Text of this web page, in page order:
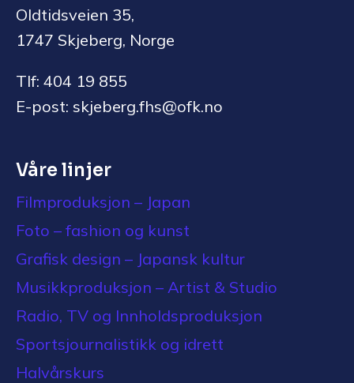
Oldtidsveien 35,
1747 Skjeberg, Norge
Tlf: 404 19 855
E-post: skjeberg.fhs@ofk.no
Våre linjer
Filmproduksjon – Japan
Foto – fashion og kunst
Grafisk design – Japansk kultur
Musikkproduksjon – Artist & Studio
Radio, TV og Innholdsproduksjon
Sportsjournalistikk og idrett
Halvårskurs